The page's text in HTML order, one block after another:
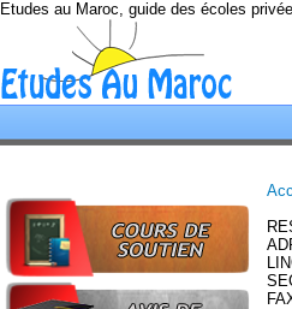
Etudes au Maroc, guide des écoles